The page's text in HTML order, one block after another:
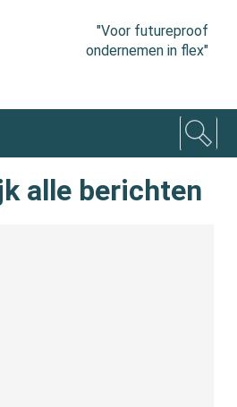
"Voor futureproof
ondernemen in flex"
alle berichten